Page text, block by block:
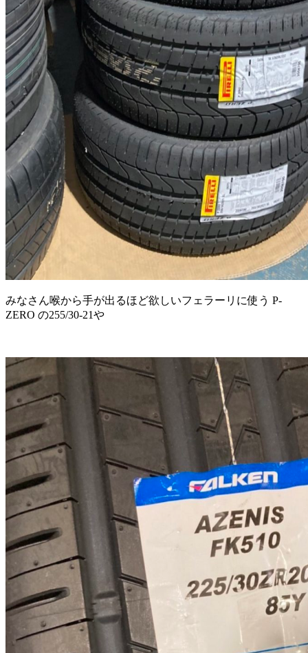
みなさん喉から手が出るほど欲しいフェラーリに使う P-
ZERO の255/30-21や